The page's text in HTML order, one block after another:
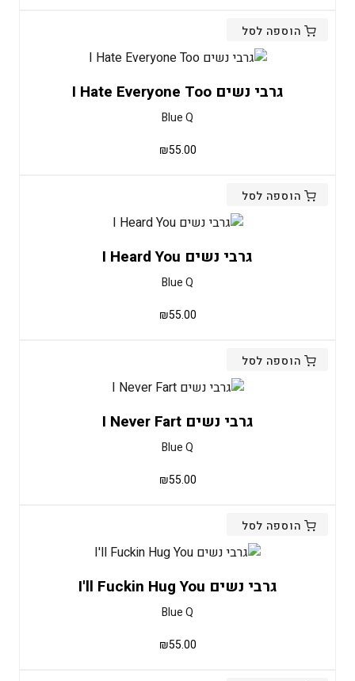
הוספה לסל
גרבי נשים I Hate Everyone Too
Blue Q
₪55.00
הוספה לסל
גרבי נשים I Heard You
Blue Q
₪55.00
הוספה לסל
גרבי נשים I Never Fart
Blue Q
₪55.00
הוספה לסל
גרבי נשים I'll Fuckin Hug You
Blue Q
₪55.00